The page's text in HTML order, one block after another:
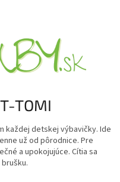
TOMI
každej detskej výbavičky. Ide
už od pôrodnice. Pre
a upokojujúce. Cítia sa